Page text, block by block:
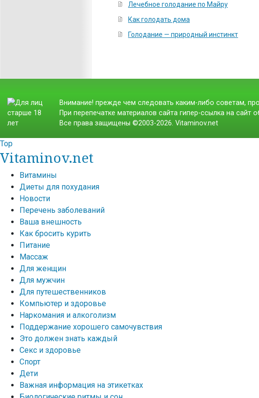
Лечебное голодание по Майру
Как голодать дома
Голодание — природный инстинкт
Внимание! прежде чем следовать каким-либо советам,
При перепечатке материалов сайта гипер-ссылка на сайт
Все права защищены ©2003-2026. Vitaminov.net
Top
Vitaminov.net
Витамины
Диеты для похудания
Новости
Перечень заболеваний
Ваша внешность
Как бросить курить
Питание
Массаж
Для женщин
Для мужчин
Для путешественников
Компьютер и здоровье
Наркомания и алкоголизм
Поддержание хорошего самочувствия
Это должен знать каждый
Секс и здоровье
Спорт
Дети
Важная информация на этикетках